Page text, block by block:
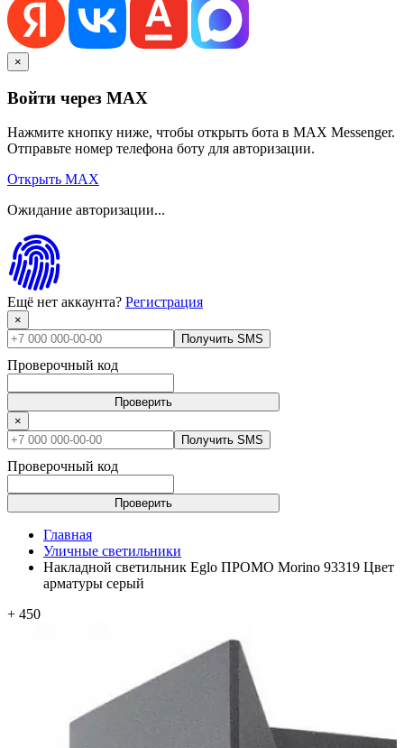
×
Войти через MAX
Нажмите кнопку ниже, чтобы открыть бота в MAX Messenger.
Отправьте номер телефона боту для авторизации.
Открыть MAX
Ожидание авторизации...
Ещё нет аккаунта? Регистрация
×
Получить SMS
Проверочный код
Проверить
×
Получить SMS
Проверочный код
Проверить
Главная
Уличные светильники
Накладной светильник Eglo ПРОМО Morino 93319 Цвет
арматуры серый
+ 450